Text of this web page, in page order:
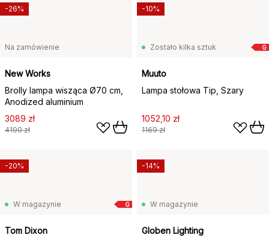
Na zamówienie
New Works
Brolly lampa wisząca Ø70 cm,
Anodized aluminium
3089 zł
4190 zł
-26%
G
Zostało kilka sztuk
Muuto
Lampa stołowa Tip, Szary
1052,10 zł
1169 zł
-10%
G
W magazynie
Tom Dixon
-20%
W magazynie
Globen Lighting
-14%